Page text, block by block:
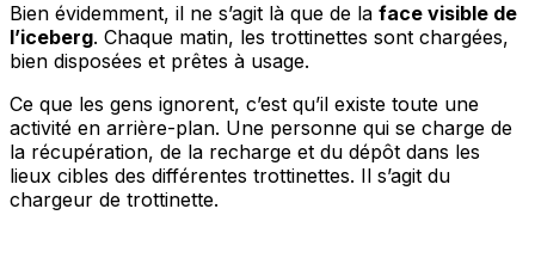
Bien évidemment, il ne s’agit là que de la face visible de
l’iceberg. Chaque matin, les trottinettes sont chargées,
bien disposées et prêtes à usage.
Ce que les gens ignorent, c’est qu’il existe toute une
activité en arrière-plan. Une personne qui se charge de
la récupération, de la recharge et du dépôt dans les
lieux cibles des différentes trottinettes. Il s’agit du
chargeur de trottinette.